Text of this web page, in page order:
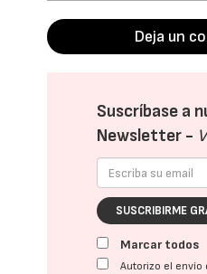
Deja un
Suscríbase a
Newsletter -
SUSCRIBIRME
Marcar todos
Autorizo el envío